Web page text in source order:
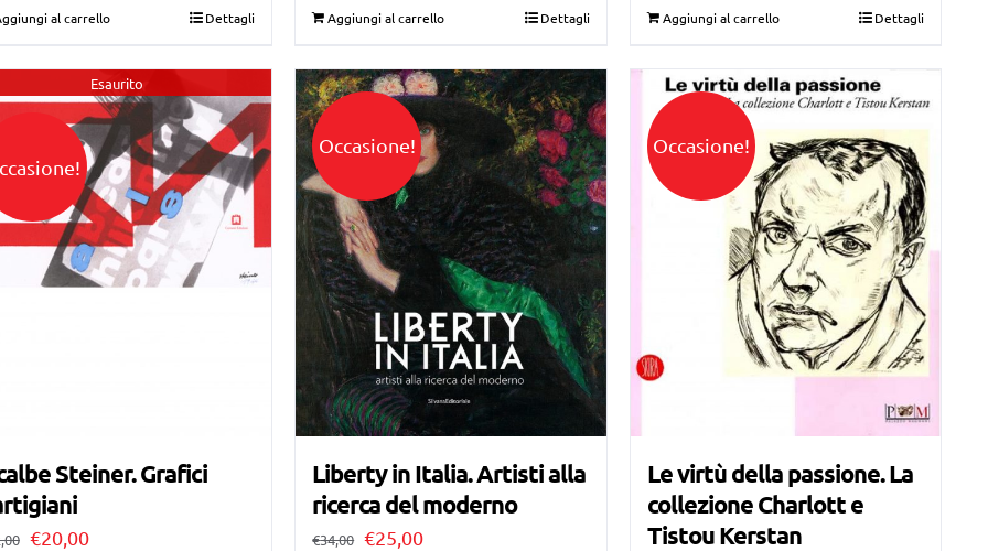
originale
€15,00.
attuale
€10,00.
al carrello Dettagli Aggiungi al carrello Dettagli
era:
€34,00.
è:
€32,00.
Aggiungi al carrello Dettagli
Esaurito
Steiner. Grafici
Il
€20,00Il
Occasione!
Liberty in Italia. Artisti alla
ricerca del moderno
€34,00 Il
€25,00Il
Occasione!
Le virtù della passione. La
collezione Charlott e
Tistou Kerstan